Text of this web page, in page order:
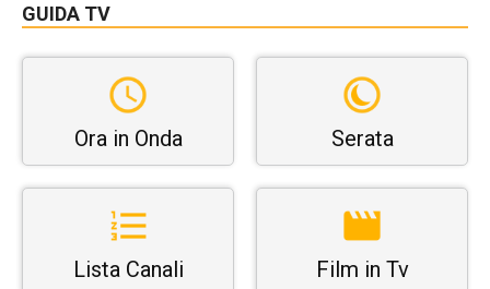
GUIDA TV
Ora in Onda Serata
Lista Canali Film in Tv